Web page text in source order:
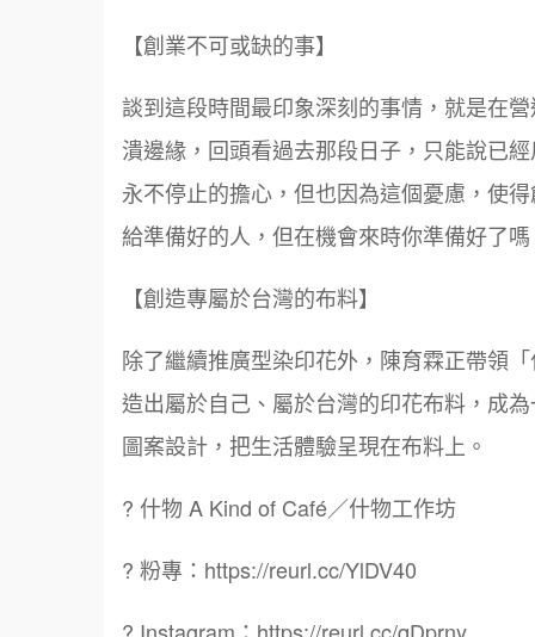
【創業不可或缺的事】
談到這段時間最印象深刻的事情，就是在
潰邊緣，回頭看過去那段日子，只能說已
永不停止的擔心，但也因為這個憂慮，使
給準備好的人，但在機會來時你準備好了
【創造專屬於台灣的布料】
除了繼續推廣型染印花外，陳育霖正帶領
造出屬於自己、屬於台灣的印花布料，成
圖案設計，把生活體驗呈現在布料上。
? 什物 A Kind of Café／什物工作坊
? 粉專：https://reurl.cc/YlDV40